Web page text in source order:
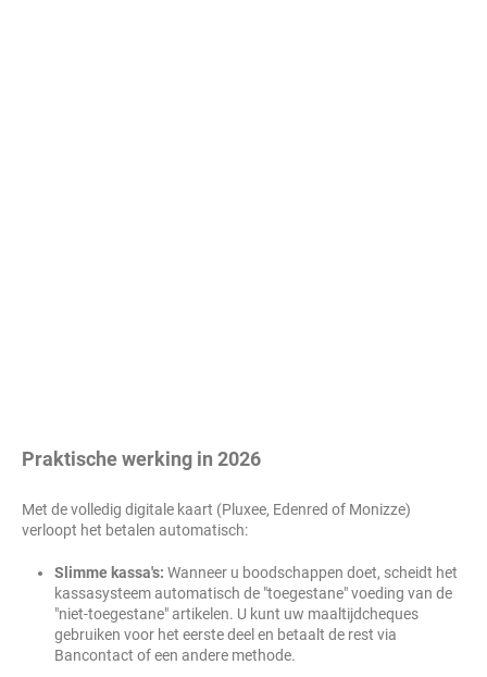
Praktische werking in 2026
Met de volledig digitale kaart (Pluxee, Edenred of Monizze)
verloopt het betalen automatisch:
Slimme kassa's: Wanneer u boodschappen doet, scheidt het
kassasysteem automatisch de "toegestane" voeding van de
"niet-toegestane" artikelen. U kunt uw maaltijdcheques
gebruiken voor het eerste deel en betaalt de rest via
Bancontact of een andere methode.